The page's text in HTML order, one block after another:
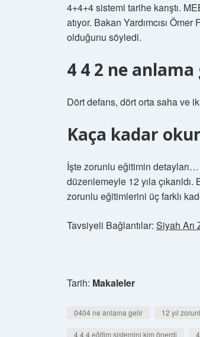
4+4+4 sistemi tarihe karıştı.
atıyor. Bakan Yardımcısı
olduğunu söyledi.
4 4 2 ne anlama
Dört defans, dört orta saha ve
Kaça kadar
İşte zorunlu eğitimin detayları…
düzenlemeyle 12 yıla
zorunlu eğitimlerini üç farklı
Tavsiyeli Bağlantılar: Siyah Arı
Tarih: Makaleler
0404 ne anlama gelir 12 yıl
4 4 4 eğitim sistemini kim önerdi